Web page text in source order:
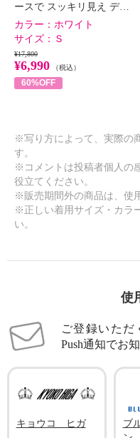
ースで スッキリ見え デ…
カラー： ホワイト
サイズ： Ｓ
¥17,800
¥6,990 （税込）
60%OFF
※写り方によって、実際の
す。
※コメントは投稿者個人の
役立てください。
※販売期間外の商品は、使
※正しい着用サイズ・カラ
い。
使
ご登録いただ
Push通知でお
キョウコ ヒガ
ブ